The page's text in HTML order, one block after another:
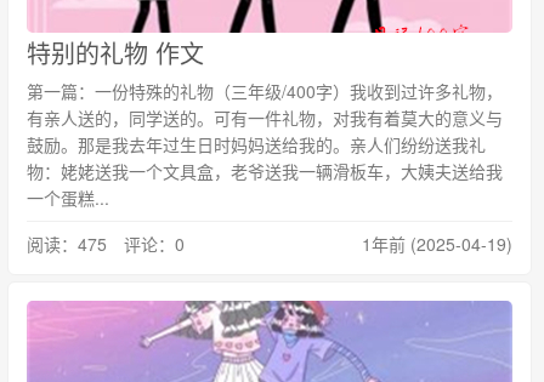
特别的礼物 作文
第一篇：一份特殊的礼物（三年级/400字）我收到过许多礼物，
有亲人送的，同学送的。可有一件礼物，对我有着莫大的意义与
鼓励。那是我去年过生日时妈妈送给我的。亲人们纷纷送我礼
物：姥姥送我一个文具盒，老爷送我一辆滑板车，大姨夫送给我
一个蛋糕...
阅读：475 评论：0
1年前 (2025-04-19)